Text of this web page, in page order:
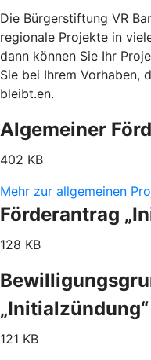
Die Bürgerstiftung VR
regionale Projekte in
dann können Sie Ihr
Sie bei Ihrem Vorhaben,
bleibt.en.
Algemeiner
402 KB
Mehr zur allgemeinen
Förderantrag
128 KB
„Initialzündung“
121 KB